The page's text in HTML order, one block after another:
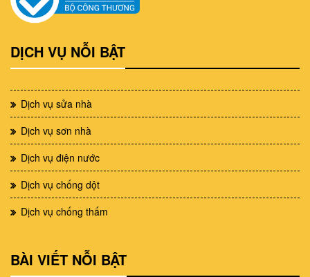
DỊCH VỤ NỖI BẬT
Dịch vụ sửa nhà
Dịch vụ sơn nhà
Dịch vụ điện nước
Dịch vụ chống dột
Dịch vụ chống thấm
BÀI VIẾT NỖI BẬT